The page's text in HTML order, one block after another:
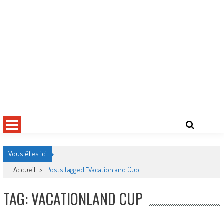
Vous êtes ici
Accueil > Posts tagged "Vacationland Cup"
TAG: VACATIONLAND CUP